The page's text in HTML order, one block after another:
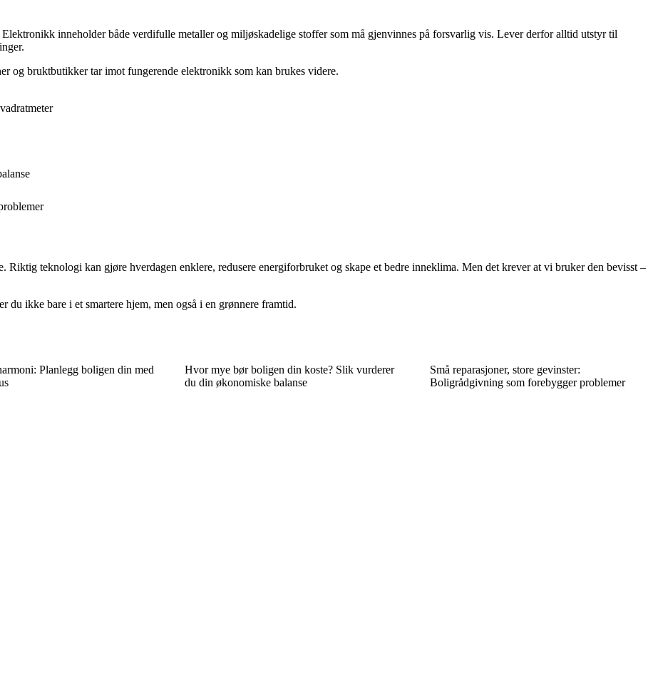
inneholder både verdifulle metaller og miljøskadelige stoffer som må gjenvinnes på forsvarlig vis. Lever derfor alltid utstyr til
og bruktbutikker tar imot fungerende elektronikk som kan brukes videre.
teknologi kan gjøre hverdagen enklere, redusere energiforbruket og skape et bedre inneklima. Men det krever at vi bruker den bevisst –
ikke bare i et smartere hjem, men også i en grønnere framtid.
Planlegg boligen din med
Hvor mye bør boligen din koste? Slik vurderer
du din økonomiske balanse
Små reparasjoner, store gevinster:
Boligrådgivning som forebygger problemer